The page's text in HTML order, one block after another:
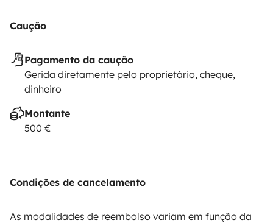
Caução
Pagamento da caução
Gerida diretamente pelo proprietário, cheque,
dinheiro
Montante
500 €
Condições de cancelamento
As modalidades de reembolso variam em função da